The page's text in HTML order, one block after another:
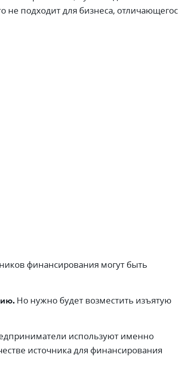
не подходит для бизнеса,
финансирования могут быть
Но нужно будет возместить изъятую
используют именно
источника для финансирования